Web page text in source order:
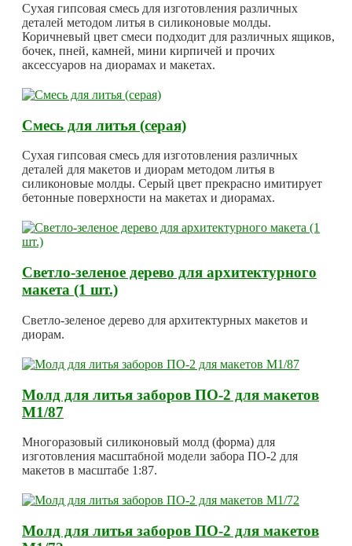
Сухая гипсовая смесь для изготовления различных
деталей методом литья в силиконовые молды.
Коричневый цвет смеси подходит для различных ящиков,
бочек, пней, камней, мини кирпичей и прочих
аксессуаров на диорамах и макетах.
Смесь для литья (серая)
Сухая гипсовая смесь для изготовления различных
деталей для макетов и диорам методом литья в
силиконовые молды. Серый цвет прекрасно имитирует
бетонные поверхности на макетах и диорамах.
Светло-зеленое дерево для архитектурного
макета (1 шт.)
Светло-зеленое дерево для архитектурных макетов и
диорам.
Молд для литья заборов ПО-2 для макетов
М1/87
Многоразовый силиконовый молд (форма) для
изготовления масштабной модели забора ПО-2 для
макетов в масштабе 1:87.
Молд для литья заборов ПО-2 для макетов